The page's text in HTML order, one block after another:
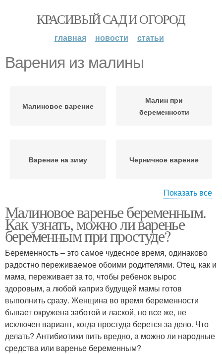
КРАСИВЫЙ САД И ОГОРОД
главная новости статьи
Варения из малины
Малиновое варение
Малин при
беременности
Варение на зиму Черничное варение
Варение из черники Варения на зиму
Варение без варки Клубничное варение
Варение с шоколадом
Показать все
Малиновое варенье беременным.
Как узнать, можно ли варенье
беременным при простуде?
Беременность – это самое чудесное время, одинаково
радостно переживаемое обоими родителями. Отец, как и
мама, переживает за то, чтобы ребенок вырос
здоровым, а любой каприз будущей мамы готов
выполнить сразу. Женщина во время беременности
бывает окружена заботой и лаской, но все же, не
исключен вариант, когда простуда берется за дело. Что
делать? Антибиотики пить вредно, а можно ли народные
средства или варенье беременным?